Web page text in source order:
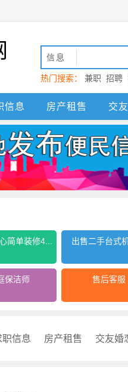
信息
热门搜索： 兼职 招聘
动 呼伦贝尔
信息 房产租售 交
简单装修4... 出售二手台式
保洁师 售后客服
职信息 房产租售 交友婚